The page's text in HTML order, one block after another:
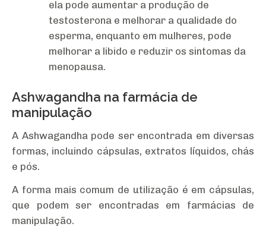
ela pode aumentar a produção de
testosterona e melhorar a qualidade do
esperma, enquanto em mulheres, pode
melhorar a libido e reduzir os sintomas da
menopausa.
Ashwagandha na farmácia de
manipulação
A Ashwagandha pode ser encontrada em diversas
formas, incluindo cápsulas, extratos líquidos, chás
e pós.
A forma mais comum de utilização é em cápsulas,
que podem ser encontradas em farmácias de
manipulação.